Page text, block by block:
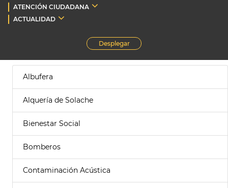
ATENCIÓN CIUDADANA
ACTUALIDAD
Desplegar
Albufera
Alquería de Solache
Bienestar Social
Bomberos
Contaminación Acústica